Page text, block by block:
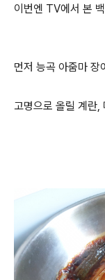
이번엔 TV에서 본
먼저 능곡 아줌마 장
고명으로 올릴 계란,